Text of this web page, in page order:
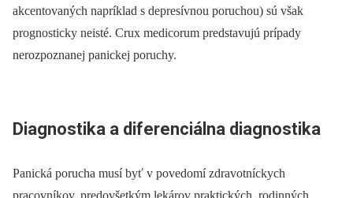
akcentovaných napríklad s depresívnou poruchou) sú však
prognosticky neisté. Crux medicorum predstavujú prípady
nerozpoznanej panickej poruchy.
Diagnostika a diferenciálna diagnostika
Panická porucha musí byť v povedomí zdravotníckych
pracovníkov, predovšetkým lekárov praktických, rodinných